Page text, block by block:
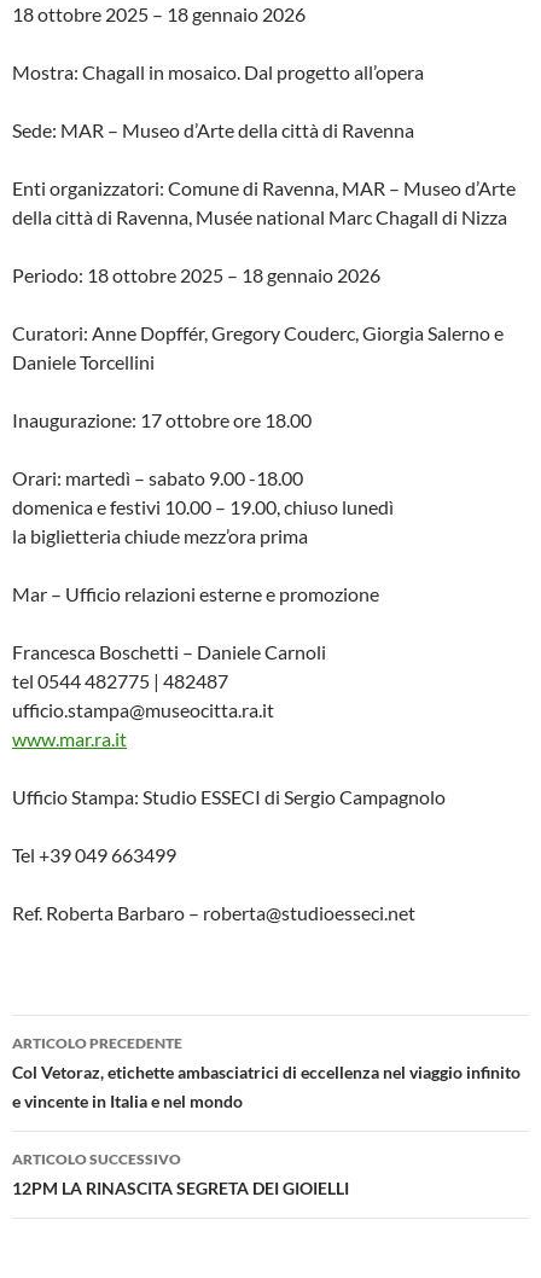
18 ottobre 2025 – 18 gennaio 2026
Mostra: Chagall in mosaico. Dal progetto all’opera
Sede: MAR – Museo d’Arte della città di Ravenna
Enti organizzatori: Comune di Ravenna, MAR – Museo d’Arte
della città di Ravenna, Musée national Marc Chagall di Nizza
Periodo: 18 ottobre 2025 – 18 gennaio 2026
Curatori: Anne Dopffér, Gregory Couderc, Giorgia Salerno e
Daniele Torcellini
Inaugurazione: 17 ottobre ore 18.00
Orari: martedì – sabato 9.00 -18.00
domenica e festivi 10.00 – 19.00, chiuso lunedì
la biglietteria chiude mezz’ora prima
Mar – Ufficio relazioni esterne e promozione
Francesca Boschetti – Daniele Carnoli
tel 0544 482775 | 482487
ufficio.stampa@museocitta.ra.it
www.mar.ra.it
Ufficio Stampa: Studio ESSECI di Sergio Campagnolo
Tel +39 049 663499
Ref. Roberta Barbaro – roberta@studioesseci.net
Navigazione
articolo
ARTICOLO PRECEDENTE
Col Vetoraz, etichette ambasciatrici di eccellenza nel viaggio infinito
e vincente in Italia e nel mondo
ARTICOLO SUCCESSIVO
12PM LA RINASCITA SEGRETA DEI GIOIELLI